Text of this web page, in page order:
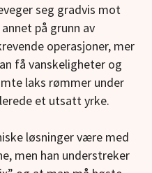
seg gradvis mot
på grunn av
operasjoner, mer
få vanskeligheter og
laks rømmer under
et utsatt yrke.
løsninger være med
men han understreker